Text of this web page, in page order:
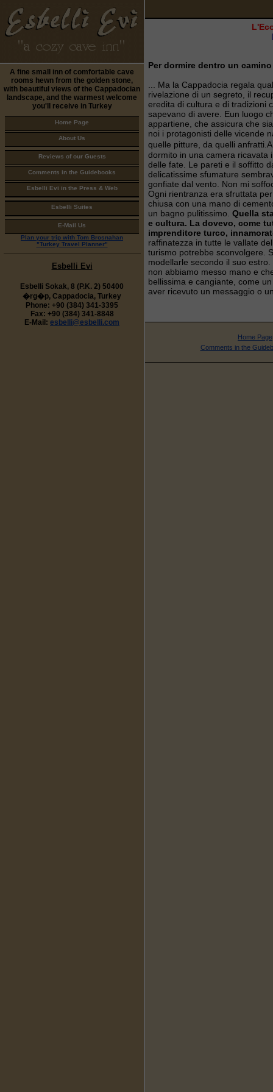
A fine small inn of comfortable cave
rooms hewn from the golden stone,
with beautiful views of the Cappadocian
landscape, and the warmest welcome
you'll receive in Turkey
Home Page
About Us
Reviews of our Guests
Comments in the Guidebooks
Esbelli Evi in the Press & Web
Esbelli Suites
E-Mail Us
Plan your trip with Tom Brosnahan
"Turkey Travel Planner"
Esbelli Evi
Esbelli Sokak, 8 (P.K. 2) 50400
�rg�p, Cappadocia, Turkey
Phone: +90 (384) 341-3395
Fax: +90 (384) 341-8848
E-Mail: esbelli@esbelli.com
Per dormire dentro un
... Ma la Cappadocia regala
rivelazione di un segreto, il
eredita di cultura e di tradizioni
sapevano di avere. Eun luogo
appartiene, che assicura che
noi i protagonisti delle vicende
quelle pitture, da quelli
dormito in una camera ricavata
delle fate. Le pareti e il soffitto
delicatissime sfumature
gonfiate dal vento. Non mi
Ogni rientranza era sfruttata
chiusa con una mano di
un bagno pulitissimo. Quella
e cultura. La dovevo, come
imprenditore turco,
raffinatezza in tutte le vallate
turismo potrebbe sconvolgere.
modellarle secondo il suo
non abbiamo messo mano e
bellissima e cangiante, come
aver ricevuto un messaggio o
Home Page
Comments in the